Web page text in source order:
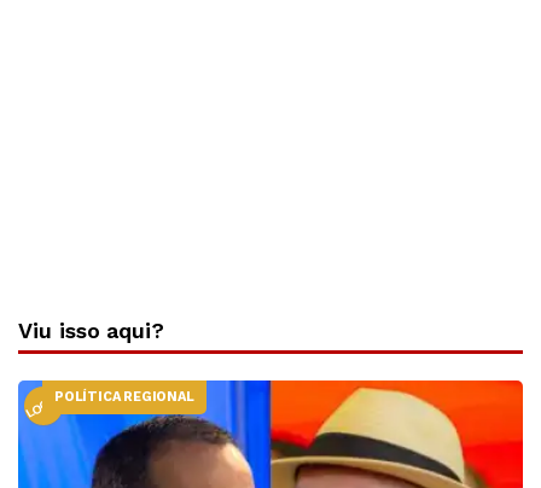
Viu isso aqui?
LOCALPOLÍTICA REGIONAL